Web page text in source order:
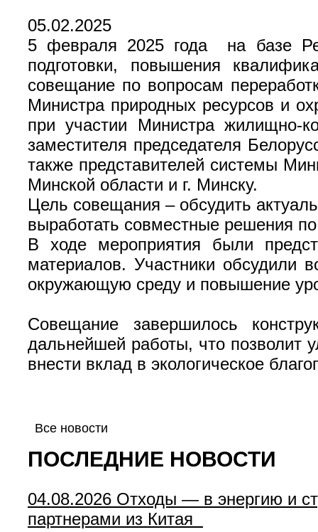
05.02.2025
5 февраля 2025 года на базе
подготовки, повышения
совещание по вопросам
Министра природных ресурсов и
при участии Министра жилищно-
заместителя председателя
также представителей системы
Минской области и г. Минску.
Цель совещания – обсудить
выработать совместные решения
В ходе мероприятия были
материалов. Участники обсудили
окружающую среду и повышение
Совещание завершилось
дальнейшей работы, что позволит
внести вклад в экологическое
Все новости
ПОСЛЕДНИЕ НОВОСТИ
04.08.2026 Отходы — в энергию и
партнерами из Китая